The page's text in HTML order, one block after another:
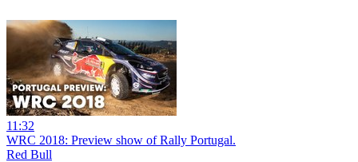
11:32
WRC 2018: Preview show of Rally Portugal.
Red Bull